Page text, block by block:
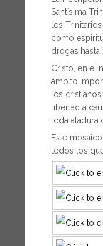
Santísima
los
como
drogas
Cristo, en el
ámbito
los
libertad a
toda atadura
Este
todos los